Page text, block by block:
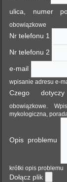
ulica, numer
obowiązkowe
Nr telefonu 1
Nr telefonu 2
e-mail
wpisanie adresu e-
Czego
obowiązkowe.
mykologiczna,
Opis problemu
krótki opis problemu
Dołącz plik